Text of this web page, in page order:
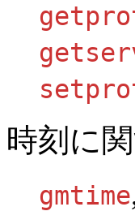
時刻に
gmtime